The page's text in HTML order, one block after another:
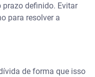
prazo definido. Evitar
para resolver a
de forma que isso